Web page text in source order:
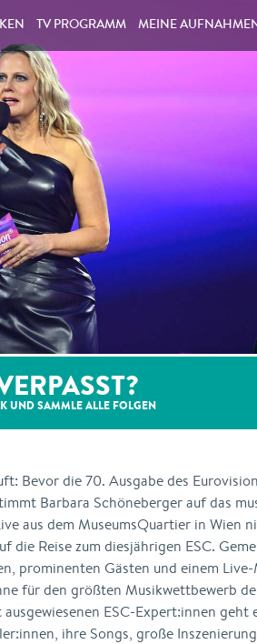
TV PROGRAMM MEINE
UND SAMMLE ALLE FOLGEN
Bevor die 70. Ausgabe des
Barbara Schöneberger auf das
aus dem MuseumsQuartier in Wien
die Reise zum diesjährigen ESC.
prominenten Gästen und einem
für den größten Musikwettbewerb
ESC-Expert:innen geht
ihre Songs, große